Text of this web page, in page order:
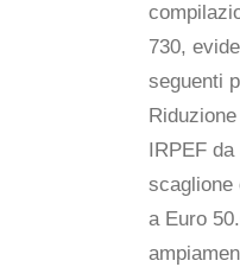
730,
seguenti
IRPEF
scaglione
a Euro